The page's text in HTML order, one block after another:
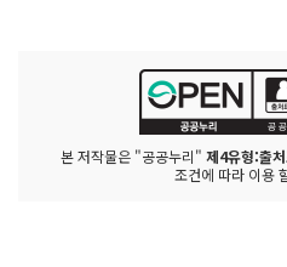
본 저작물은 "공공누리" 제4유형:출
조건에 따라 이용